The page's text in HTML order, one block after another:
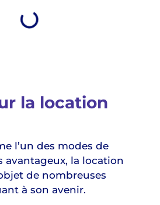
la location
l’un des modes de
avantageux, la location
de nombreuses
à son avenir.